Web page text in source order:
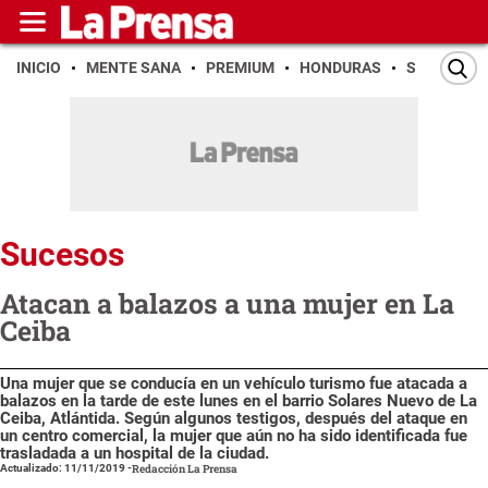
INICIO MENTE SANA PREMIUM HONDURAS SAN PEDRO
Sucesos
Atacan a balazos a una mujer en La
Ceiba
Una mujer que se conducía en un vehículo turismo fue atacada a
balazos en la tarde de este lunes en el barrio Solares Nuevo de La
Ceiba, Atlántida. Según algunos testigos, después del ataque en
un centro comercial, la mujer que aún no ha sido identificada fue
trasladada a un hospital de la ciudad.
Actualizado: 11/11/2019-Redacción La Prensa